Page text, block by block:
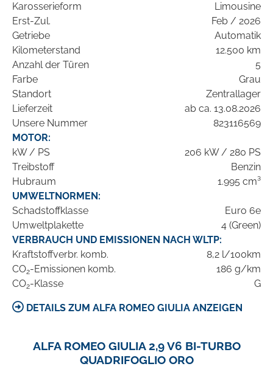
Karosserieform
Limousine
Erst-Zul.
Feb / 2026
Getriebe
Automatik
Kilometerstand
12.500 km
Anzahl der Türen
5
Farbe
Grau
Standort
Zentrallager
Lieferzeit
ab ca. 13.08.2026
Unsere Nummer
823116569
MOTOR:
kW / PS
206 kW / 280 PS
Treibstoff
Benzin
Hubraum
1.995 cm³
UMWELTNORMEN:
Schadstoffklasse
Euro 6e
Umweltplakette
4 (Green)
VERBRAUCH UND EMISSIONEN NACH WLTP:
Kraftstoffverbr. komb.
8,2 l/100km
CO2-Emissionen komb.
186 g/km
CO2-Klasse G
DETAILS ZUM ALFA ROMEO GIULIA ANZEIGEN
ALFA ROMEO GIULIA 2,9 V6 BI-TURBO
QUADRIFOGLIO ORO